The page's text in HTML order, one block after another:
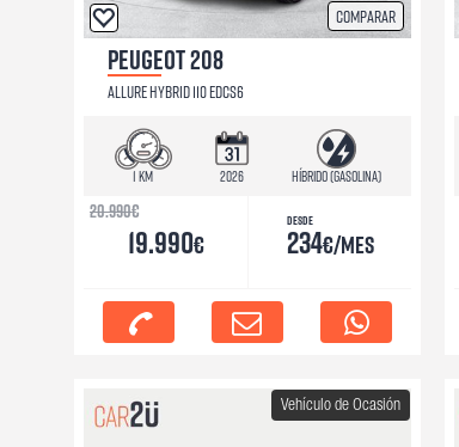
Comparar
PEUGEOT 208
ALLURE HYBRID 110 EDCS6
1 km 2026 Híbrido (Gasolina)
20.990€
19.990€
Desde
234€/mes
Vehículo de Ocasión